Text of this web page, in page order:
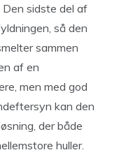
sidste del af
så den
sammen
af en
men med god
kan den
der både
huller.